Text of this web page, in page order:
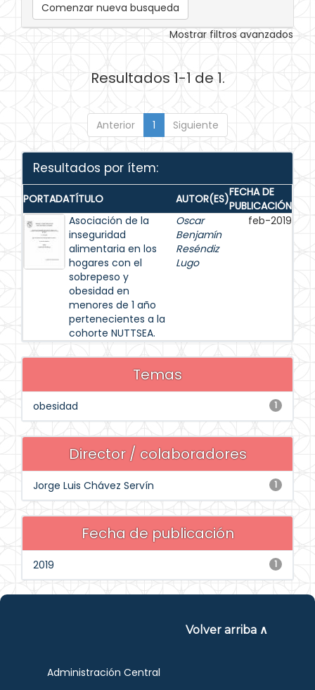
Comenzar nueva busqueda
Mostrar filtros avanzados
Resultados 1-1 de 1.
Anterior 1 Siguiente
Resultados por ítem:
PORTADATÍTULO AUTOR(ES)FECHA DE
PUBLICACIÓN
Asociación de la
inseguridad
alimentaria en los
hogares con el
sobrepeso y
obesidad en
menores de 1 año
pertenecientes a la
cohorte NUTTSEA.
Oscar
Benjamín
Reséndiz
Lugo
feb-2019
Temas
1
obesidad
Director / colaboradores
1
Jorge Luis Chávez Servín
Fecha de publicación
1
2019
Volver arriba ∧
Administración Central